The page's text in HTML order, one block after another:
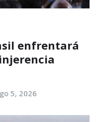
enfrentará
5, 2026